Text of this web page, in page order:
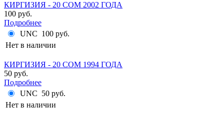
КИРГИЗИЯ - 20 СОМ 2002 ГОДА
100 руб.
Подробнее
UNC 100 руб.
Нет в наличии
КИРГИЗИЯ - 20 СОМ 1994 ГОДА
50 руб.
Подробнее
UNC 50 руб.
Нет в наличии